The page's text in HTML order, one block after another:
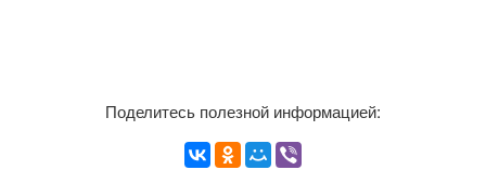
Поделитесь полезной информацией: